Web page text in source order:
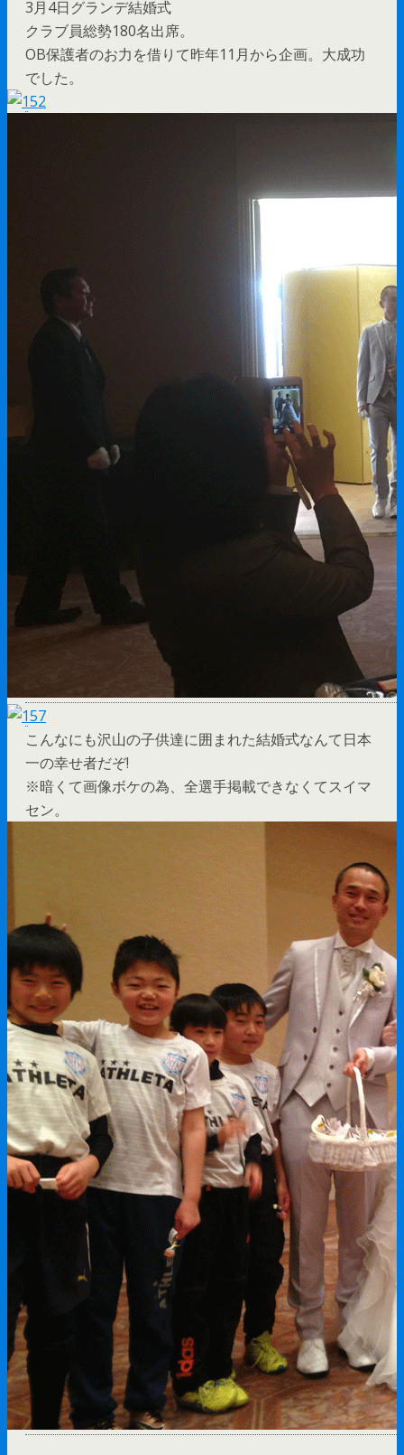
3月4日グランデ結婚式
クラブ員総勢180名出席。
OB保護者のお力を借りて昨年11月から企画。大成功
でした。
こんなにも沢山の子供達に囲まれた結婚式なんて日本
一の幸せ者だぞ!
※暗くて画像ボケの為、全選手掲載できなくてスイマ
セン。